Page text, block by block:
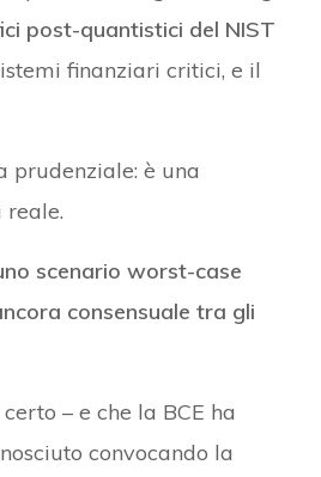
post-quantistici del NIST
finanziari critici, e il
prudenziale: è una
reale.
scenario worst-case
consensuale tra gli
– e che la BCE ha
convocando la